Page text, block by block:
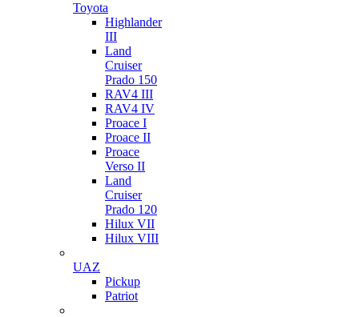
Toyota
Highlander
III
Land
Cruiser
Prado 150
RAV4 III
RAV4 IV
Proace I
Proace II
Proace
Verso II
Land
Cruiser
Prado 120
Hilux VII
Hilux VIII
UAZ
Pickup
Patriot